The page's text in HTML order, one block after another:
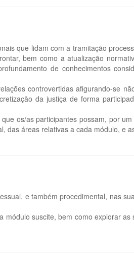
que lidam com a tramitação
bem como a atualização
de conhecimentos
controvertidas afigurando-se
da justiça de forma
os/as participantes possam, por
áreas relativas a cada módulo, e
e também procedimental, nas
suscite, bem como explorar